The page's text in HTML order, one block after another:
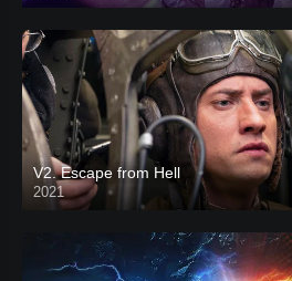
V2. Escape from Hell
2021